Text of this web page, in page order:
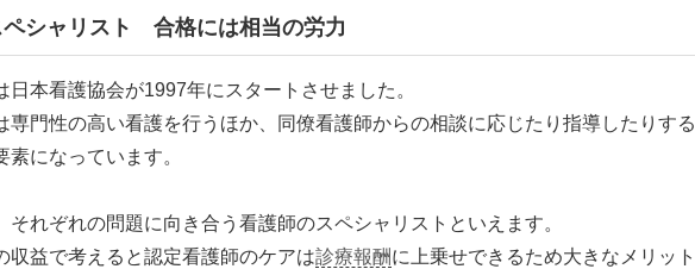
ペシャリスト 合格には相当の労力
日本看護協会が1997年にスタートさせました。
専門性の高い看護を行うほか、同僚看護師からの相談に応じたり指導したりする
素になっています。
それぞれの問題に向き合う看護師のスペシャリストといえます。
収益で考えると認定看護師のケアは診療報酬に上乗せできるため大きなメリット